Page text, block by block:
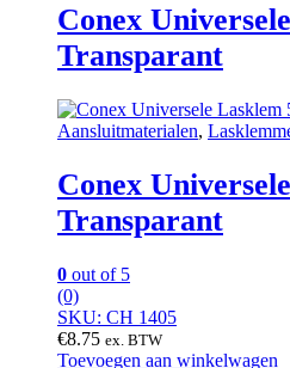
Conex
Transparant
Aansluitmaterialen,
Conex
Transparant
0 out of 5
(0)
SKU: CH 1405
€8.75 ex. BTW
Toevoegen aan winkelwagen